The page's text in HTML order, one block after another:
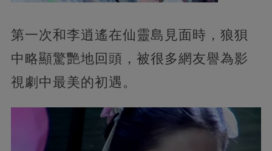
第一次和李逍遙在仙靈島見面時，狼狽
中略顯驚艷地回頭，被很多網友譽為影
視劇中最美的初遇。